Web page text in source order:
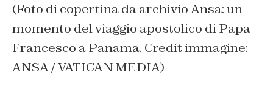
(Foto di copertina da archivio Ansa: un
momento del viaggio apostolico di Papa
Francesco a Panama. Credit immagine:
ANSA / VATICAN MEDIA)